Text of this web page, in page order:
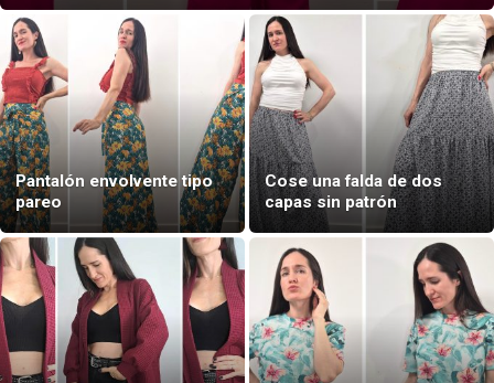
Pantalón envolvente tipo
pareo
Cose una falda de dos
capas sin patrón